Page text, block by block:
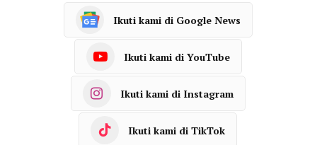
Ikuti kami di Google News
Ikuti kami di YouTube
Ikuti kami di Instagram
Ikuti kami di TikTok